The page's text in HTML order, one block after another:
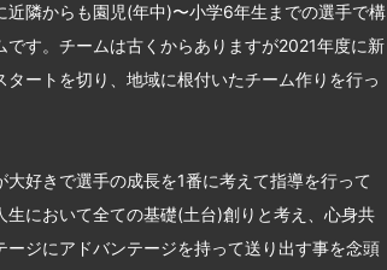
近隣からも園児(年中)〜小学6年生までの選手で構
です。チームは古くからありますが2021年度に新
タートを切り、地域に根付いたチーム作りを行っ
大好きで選手の成長を1番に考えて指導を行って
生において全ての基礎(土台)創りと考え、心身共
ージにアドバンテージを持って送り出す事を念頭